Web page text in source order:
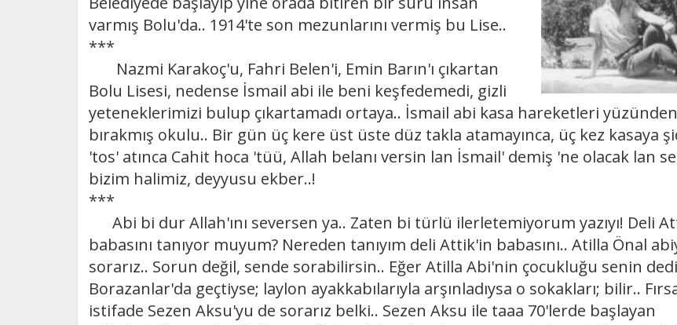
varmış Bolu'da.. 1914'te son mezunlarını vermiş bu Lise..
***
Nazmi Karakoç'u, Fahri Belen'i, Emin Barın'ı çıkartan
Bolu Lisesi, nedense İsmail abi ile beni keşfedemedi, gizli
yeteneklerimizi bulup çıkartamadı ortaya.. İsmail abi kasa hareketleri yüzünden
bırakmış okulu.. Bir gün üç kere üst üste düz takla atamayınca, üç kez kasaya
'tos' atınca Cahit hoca 'tüü, Allah belanı versin lan İsmail' demiş 'ne olacak lan
bizim halimiz, deyyusu ekber..!
***
Abi bi dur Allah'ını seversen ya.. Zaten bi türlü ilerletemiyorum yazıyı! Deli
babasını tanıyor muyum? Nereden tanıyım deli Attik'in babasını.. Atilla Önal
sorarız.. Sorun değil, sende sorabilirsin.. Eğer Atilla Abi'nin çocukluğu senin
Borazanlar'da geçtiyse; laylon ayakkabılarıyla arşınladıysa o sokakları; bilir..
istifade Sezen Aksu'yu de sorarız belki.. Sezen Aksu ile taaa 70'lerde başlayan